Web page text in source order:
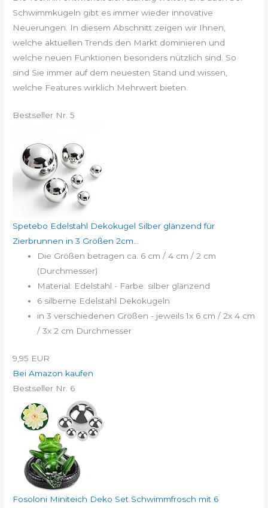
Schwimmkugeln gibt es immer wieder innovative
Neuerungen. In diesem Abschnitt zeigen wir Ihnen,
welche aktuellen Trends den Markt dominieren und
welche neuen Funktionen besonders nützlich sind. So
sind Sie immer auf dem neuesten Stand und wissen,
welche Features wirklich Mehrwert bieten.
Bestseller Nr. 5
Spetebo Edelstahl Dekokugel Silber glänzend für
Zierbrunnen in 3 Größen 2cm...
Die Größen betragen ca. 6 cm / 4 cm / 2 cm
(Durchmesser)
Material: Edelstahl - Farbe: silber glänzend
6 silberne Edelstahl Dekokugeln
in 3 verschiedenen Größen - jeweils 1x 6 cm / 2x 4 cm
/ 3x 2 cm Durchmesser
9,95 EUR
Bei Amazon kaufen
Bestseller Nr. 6
Fosoloni Miniteich Deko Set Schwimmfrosch mit 6